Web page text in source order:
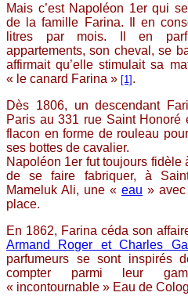
Mais c’est Napoléon 1er qui
de la famille Farina. Il en
litres par mois. Il en
appartements, son cheval, se
affirmait qu’elle stimulait sa
« le canard Farina » [1] .
Dès 1806, un descendant
Paris au 331 rue Saint Honoré
flacon en forme de rouleau
ses bottes de cavalier.
Napoléon 1er fut toujours fidèle
de se faire fabriquer, à
Mameluk Ali, une « eau »
place.
En 1862, Farina céda son
Armand Roger et Charles
parfumeurs se sont inspirés
compter parmi leur
« incontournable » Eau de